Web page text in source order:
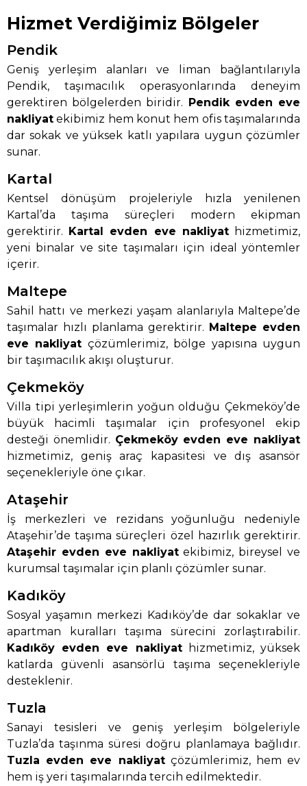
Hizmet Verdiğimiz Bölgeler
Pendik
Geniş yerleşim alanları ve liman bağlantılarıyla
Pendik, taşımacılık operasyonlarında deneyim
gerektiren bölgelerden biridir. Pendik evden eve
nakliyat ekibimiz hem konut hem ofis taşımalarında
dar sokak ve yüksek katlı yapılara uygun çözümler
sunar.
Kartal
Kentsel dönüşüm projeleriyle hızla yenilenen
Kartal’da taşıma süreçleri modern ekipman
gerektirir. Kartal evden eve nakliyathizmetimiz,
yeni binalar ve site taşımaları için ideal yöntemler
içerir.
Maltepe
Sahil hattı ve merkezi yaşam alanlarıyla Maltepe’de
taşımalar hızlı planlama gerektirir. Maltepe evden
eve nakliyat çözümlerimiz, bölge yapısına uygun
bir taşımacılık akışı oluşturur.
Çekmeköy
Villa tipi yerleşimlerin yoğun olduğu Çekmeköy’de
büyük hacimli taşımalar için profesyonel ekip
desteği önemlidir. Çekmeköy evden eve nakliyat
hizmetimiz, geniş araç kapasitesi ve dış asansör
seçenekleriyle öne çıkar.
Ataşehir
İş merkezleri ve rezidans yoğunluğu nedeniyle
Ataşehir’de taşıma süreçleri özel hazırlık gerektirir.
Ataşehir evden eve nakliyatekibimiz, bireysel ve
kurumsal taşımalar için planlı çözümler sunar.
Kadıköy
Sosyal yaşamın merkezi Kadıköy’de dar sokaklar ve
apartman kuralları taşıma sürecini zorlaştırabilir.
Kadıköy evden eve nakliyathizmetimiz, yüksek
katlarda güvenli asansörlü taşıma seçenekleriyle
desteklenir.
Tuzla
Sanayi tesisleri ve geniş yerleşim bölgeleriyle
Tuzla’da taşınma süresi doğru planlamaya bağlıdır.
Tuzla evden eve nakliyatçözümlerimiz, hem ev
hem iş yeri taşımalarında tercih edilmektedir.